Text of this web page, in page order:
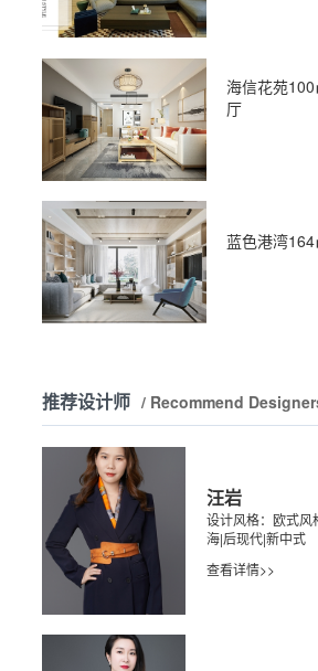
海信花苑
厅
蓝色港湾
推荐设计师 / Recommend
汪岩
设计风格：欧式风
海|后现代|新中式
查看详情>>